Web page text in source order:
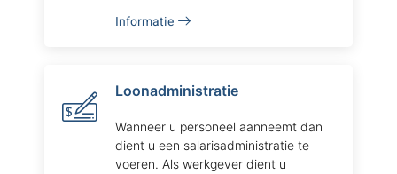
Informatie
Loonadministratie
Wanneer u personeel aanneemt dan
dient u een salarisadministratie te
voeren. Als werkgever dient u